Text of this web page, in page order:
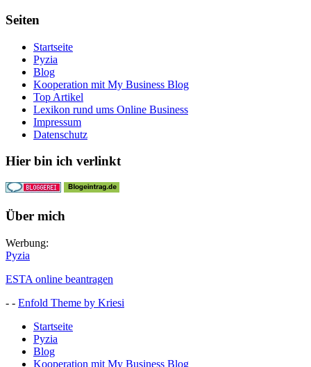
Seiten
Startseite
Pyzia
Blog
Kooperation mit My Business Blog
Top Artikel
Lexikon rund ums Online Business
Impressum
Datenschutz
Hier bin ich verlinkt
Über mich
Werbung:
Pyzia
ESTA online beantragen
- - Enfold Theme by Kriesi
Startseite
Pyzia
Blog
Kooperation mit My Business Blog